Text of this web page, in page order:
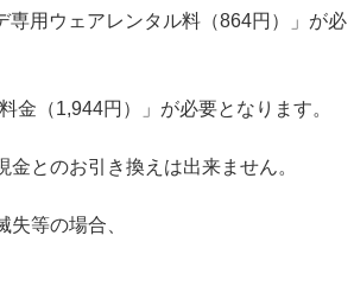
専用ウェアレンタル料（864円）」が必
金（1,944円）」が必要となります。
とのお引き換えは出来ません。
等の場合、